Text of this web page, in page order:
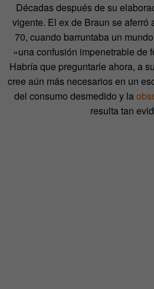
Décadas después de su
vigente. El ex de Braun se aferró
70, cuando barruntaba un
«una confusión impenetrable de
Habría que preguntarle ahora, a
cree aún más necesarios en un
del consumo desmedido y la
resulta tan